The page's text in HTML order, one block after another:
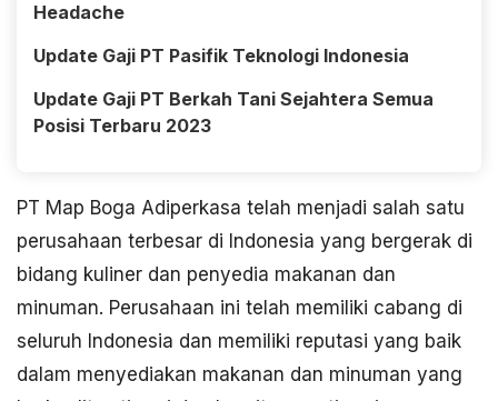
Headache
Update Gaji PT Pasifik Teknologi Indonesia
Update Gaji PT Berkah Tani Sejahtera Semua
Posisi Terbaru 2023
PT Map Boga Adiperkasa telah menjadi salah satu
perusahaan terbesar di Indonesia yang bergerak di
bidang kuliner dan penyedia makanan dan
minuman. Perusahaan ini telah memiliki cabang di
seluruh Indonesia dan memiliki reputasi yang baik
dalam menyediakan makanan dan minuman yang